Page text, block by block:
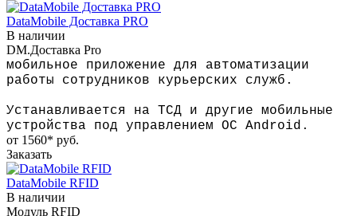
DataMobile Доставка PRO
В наличии
DM.Доставка Pro
мобильное приложение для автоматизации
работы сотрудников курьерских служб.
Устанавливается на ТСД и другие мобильные
устройства под управлением ОС Android.
от 1560* руб.
Заказать
DataMobile RFID
В наличии
Модуль RFID